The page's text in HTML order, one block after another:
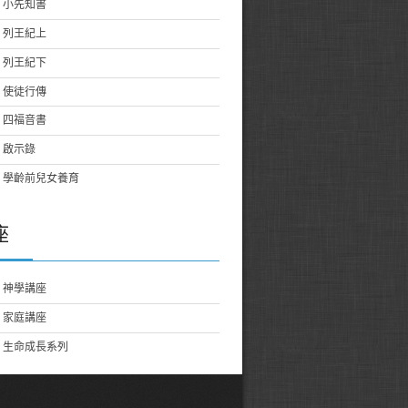
小先知書
列王紀上
列王紀下
使徒行傳
四福音書
啟示錄
學齡前兒女養育
神學講座
家庭講座
生命成長系列